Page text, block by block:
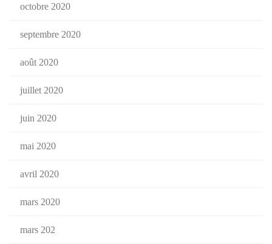
octobre 2020
septembre 2020
août 2020
juillet 2020
juin 2020
mai 2020
avril 2020
mars 2020
mars 202